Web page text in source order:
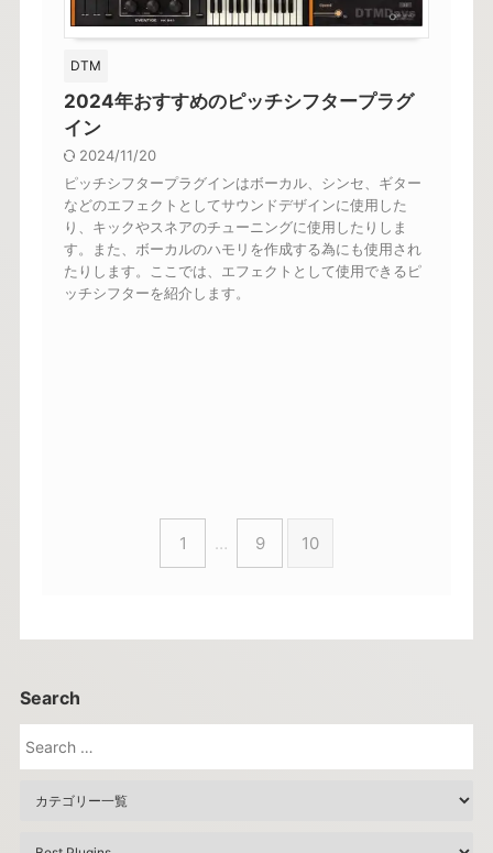
DTM
2024年おすすめのピッチシフタープラグ
イン
2024/11/20
ピッチシフタープラグインはボーカル、シンセ、ギター
などのエフェクトとしてサウンドデザインに使用した
り、キックやスネアのチューニングに使用したりしま
す。また、ボーカルのハモリを作成する為にも使用され
たりします。ここでは、エフェクトとして使用できるピ
ッチシフターを紹介します。
1 … 9 10
Search